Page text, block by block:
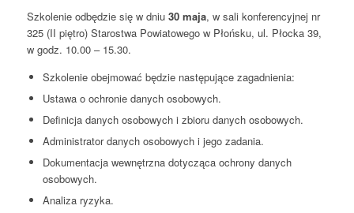
Szkolenie odbędzie się w dniu 30 maja, w sali konferencyjnej nr
325 (II piętro) Starostwa Powiatowego w Płońsku, ul. Płocka 39,
w godz. 10.00 – 15.30.
Szkolenie obejmować będzie następujące zagadnienia:
Ustawa o ochronie danych osobowych.
Definicja danych osobowych i zbioru danych osobowych.
Administrator danych osobowych i jego zadania.
Dokumentacja wewnętrzna dotycząca ochrony danych
osobowych.
Analiza ryzyka.